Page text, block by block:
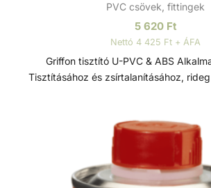
PVC csövek, fittingek
5 620 Ft
Nettó 4 425 Ft + ÁFA
Griffon tisztító U-PVC & ABS Alkalmazási terület:
Tisztításához és zsírtalanításához,
vagy ecsetek és egyéb szerszámok
alkalmas.